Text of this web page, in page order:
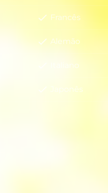
Francês
Alemão
Italiano
Japonês